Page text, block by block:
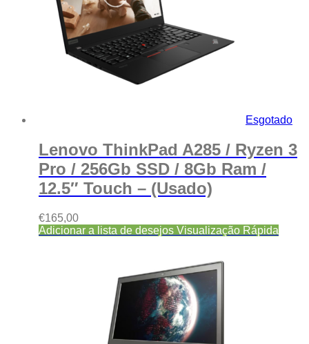
Esgotado
Lenovo ThinkPad A285 / Ryzen 3
Pro / 256Gb SSD / 8Gb Ram /
12.5″ Touch – (Usado)
€165,00
Adicionar a lista de desejos Visualização Rápida